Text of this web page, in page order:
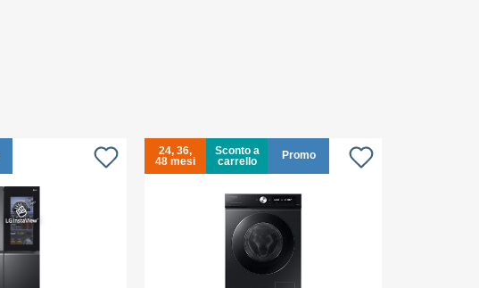
24, 36,
48 mesi
Sconto a
carrello
Promo